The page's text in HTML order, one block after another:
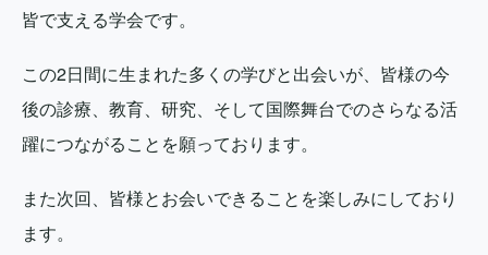
皆で支える学会です。
この2日間に生まれた多くの学びと出会いが、皆様の今
後の診療、教育、研究、そして国際舞台でのさらなる活
躍につながることを願っております。
また次回、皆様とお会いできることを楽しみにしており
ます。